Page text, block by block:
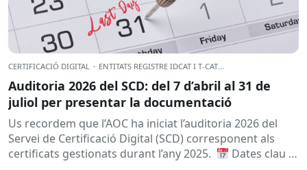
CERTIFICACIÓ DIGITAL · ENTITATS REGISTRE IDCAT I T-CAT
Auditoria 2026 del SCD: del 7 d’abril al 31 de
juliol per presentar la documentació
Us recordem que l’AOC ha iniciat l’auditoria 2026 del
Servei de Certificació Digital (SCD) corresponent als
certificats gestionats durant l’any 2025.
Dates clau